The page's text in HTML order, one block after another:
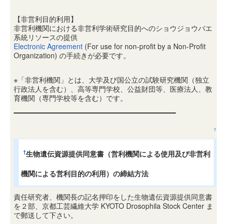
【非営利目的利用】
非営利機関における非営利学術研究目的へのショウジョウバエ
系統リソースの提供
Electronic Agreement (For use for non-profit by a Non-Profit
Organization) の手続きが必要です。
※「非営利機関」とは、大学及び国公立の試験研究機関（独立
行政法人を含む）、高等専門学校、公益財団等、医療法人、教
育機関（専門学校等を含む）です。
↑
†生物遺伝資源提供同意書（営利機関による使用及び非営利
機関による営利目的の利用）の締結方法
責任研究者、機関長の記名押印をした生物遺伝資源提供同意書
を２部、京都工芸繊維大学 KYOTO Drosophila Stock Center ま
で郵送して下さい。